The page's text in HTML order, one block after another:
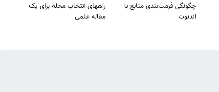
چگونگی فرمت‌بندی منابع با
اندنوت
راههای انتخاب مجله برای یک
مقاله علمی